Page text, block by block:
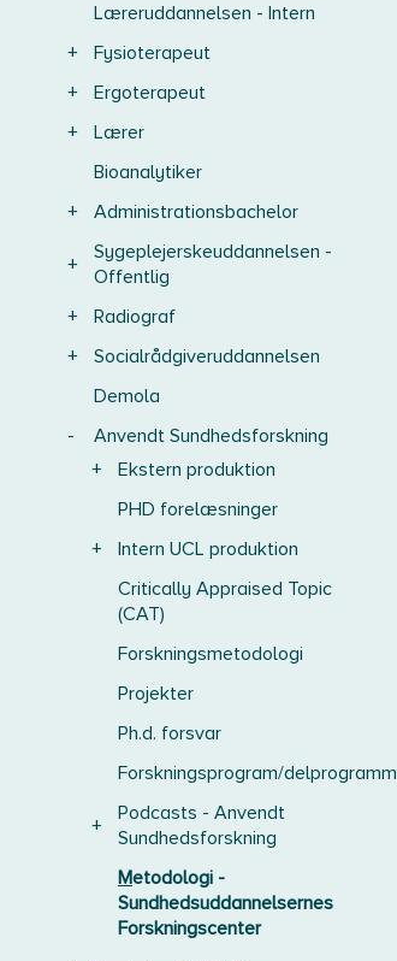
Læreruddannelsen - Intern
+
Fysioterapeut
+
Ergoterapeut
+
Lærer
Bioanalytiker
+
Administrationsbachelor
+
Sygeplejerskeuddannelsen -
Offentlig
+
Radiograf
+
Socialrådgiveruddannelsen
Demola
-
Anvendt Sundhedsforskning
+
Ekstern produktion
PHD forelæsninger
+
Intern UCL produktion
Critically Appraised Topic
(CAT)
Forskningsmetodologi
Projekter
Ph.d. forsvar
Forskningsprogram/
+
Podcasts - Anvendt
Sundhedsforskning
Metodologi -
Sundhedsuddannelsernes
Forskningscenter